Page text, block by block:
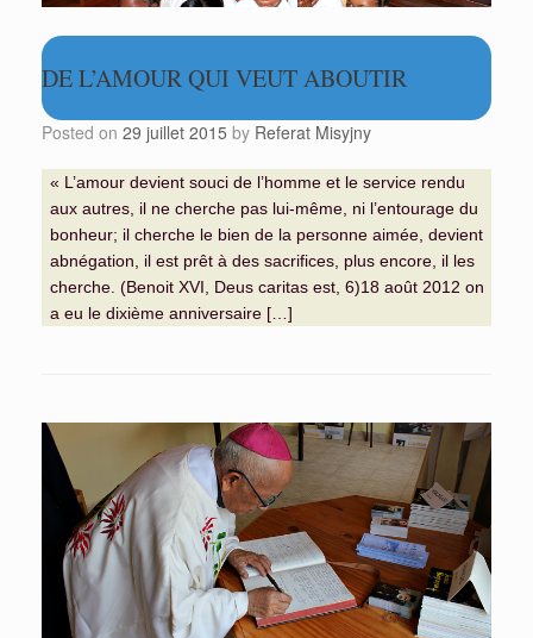
DE L’AMOUR QUI VEUT ABOUTIR
Posted on 29 juillet 2015 by Referat Misyjny
« L’amour devient souci de l’homme et le service rendu
aux autres, il ne cherche pas lui-même, ni l’entourage du
bonheur; il cherche le bien de la personne aimée, devient
abnégation, il est prêt à des sacrifices, plus encore, il les
cherche. (Benoit XVI, Deus caritas est, 6)18 août 2012 on
a eu le dixième anniversaire […]